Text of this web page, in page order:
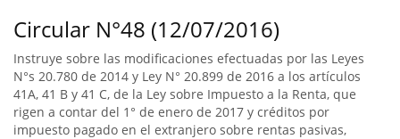
Circular N°48 (12/07/2016)
Instruye sobre las modificaciones efectuadas por las Leyes
N°s 20.780 de 2014 y Ley N° 20.899 de 2016 a los artículos
41A, 41 B y 41 C, de la Ley sobre Impuesto a la Renta, que
rigen a contar del 1° de enero de 2017 y créditos por
impuesto pagado en el extranjero sobre rentas pasivas,